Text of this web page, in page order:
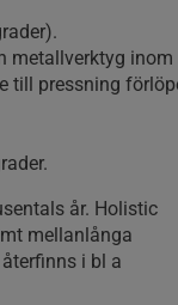
metallverktyg inom
till pressning
år. Holistic
mellanlånga
i bl a